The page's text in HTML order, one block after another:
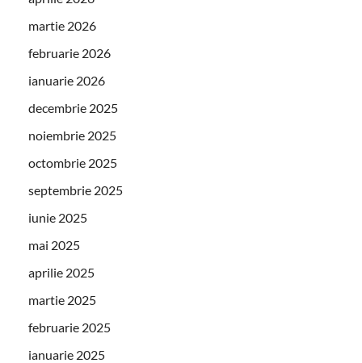
martie 2026
februarie 2026
ianuarie 2026
decembrie 2025
noiembrie 2025
octombrie 2025
septembrie 2025
iunie 2025
mai 2025
aprilie 2025
martie 2025
februarie 2025
ianuarie 2025